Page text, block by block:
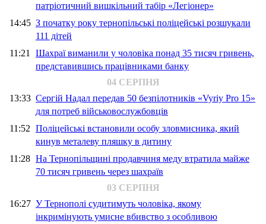
патріотичний вишкільний табір «Легіонер»
14:45 З початку року тернопільські поліцейські розшукали
111 дітей
11:21 Шахраї виманили у чоловіка понад 35 тисяч гривень,
представившись працівниками банку
04 СЕРПНЯ
13:33 Сергій Надал передав 50 безпілотників «Vyriy Pro 15»
для потреб військовослужбовців
11:52 Поліцейські встановили особу зловмисника, який
кинув металеву пляшку в дитину
11:28 На Тернопільщині продавчиня меду втратила майже
70 тисяч гривень через шахраїв
03 СЕРПНЯ
16:27 У Тернополі судитимуть чоловіка, якому
інкримінують умисне вбивство з особливою